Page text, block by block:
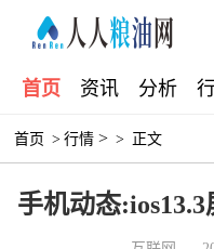
首页 资讯 分析
首页 > 行情 > > 正文
手机动态